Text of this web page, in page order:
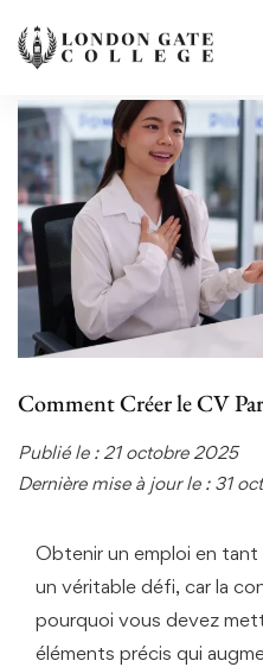
Comment Créer le CV
Publié le : 21 octobre 2025
Dernière mise à jour le : 31
Obtenir un emploi en
un véritable défi, car la
pourquoi vous devez
éléments précis qui